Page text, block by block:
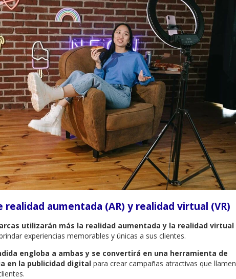
aumentada (AR) y realidad virtual (VR)
utilizarán más la realidad aumentada y la realidad virtual
experiencias memorables y únicas a sus clientes.
engloba a ambas y se convertirá en una herramienta de
en la publicidad digital para crear campañas atractivas que llamen